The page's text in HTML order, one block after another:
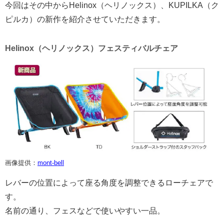
今回はその中からHelinox（ヘリノックス）、KUPILKA（ク
ピルカ）の新作を紹介させていただきます。
Helinox（ヘリノックス）フェスティバルチェア
画像提供： mont-bell
レバーの位置によって座る角度を調整できるローチェアで
す。
名前の通り、フェスなどで使いやすい一品。